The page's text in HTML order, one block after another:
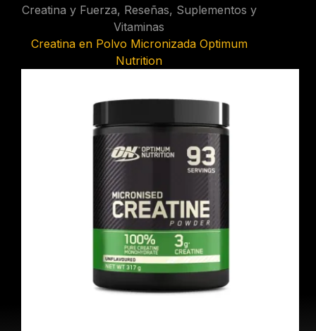
Creatina y Fuerza, Reseñas, Suplementos y
Vitaminas
Creatina en Polvo Micronizada Optimum
Nutrition